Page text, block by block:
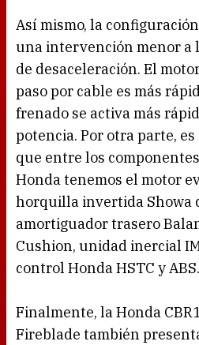
Así mismo, la
una intervención menor a
de desaceleración. El
paso por cable es más
frenado se activa más
potencia. Por otra parte,
que entre los
Honda tenemos el motor
horquilla invertida Showa
amortiguador trasero
Cushion, unidad inercial
control Honda HSTC y ABS.
Finalmente, la Honda
Fireblade también